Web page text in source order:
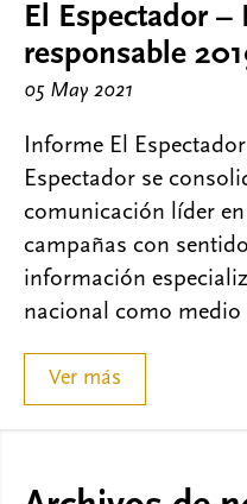
El Espectador –
responsable
05 May 2021
Informe El
Espectador se
comunicación líder
campañas con
información
nacional como
Ver más